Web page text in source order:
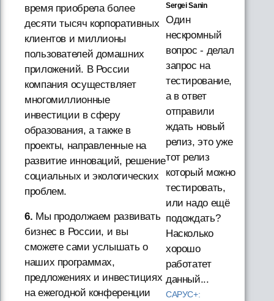
время приобрела более
десяти тысяч корпоративных
клиентов и миллионы
пользователей домашних
приложений. В России
компания осуществляет
многомиллионные
инвестиции в сферу
образования, а также в
проекты, направленные на
развитие инноваций, решение
социальных и экологических
проблем.
6. Мы продолжаем развивать
бизнес в России, и вы
сможете сами услышать о
наших программах,
предложениях и инвестициях
на ежегодной конференции
Sergei Sanin
Один
нескромный
вопрос - делал
запрос на
тестирование,
а в ответ
отправили
ждать новый
релиз, это уже
тот релиз
который можно
тестировать,
или надо ещё
подождать?
Насколько
хорошо
работатет
данный...
САРУС+: